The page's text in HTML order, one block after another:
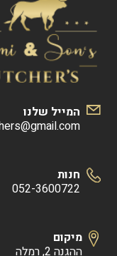
המייל שלנו
חנות
052-3600722
מיקום
ההגנה 2, רמלה